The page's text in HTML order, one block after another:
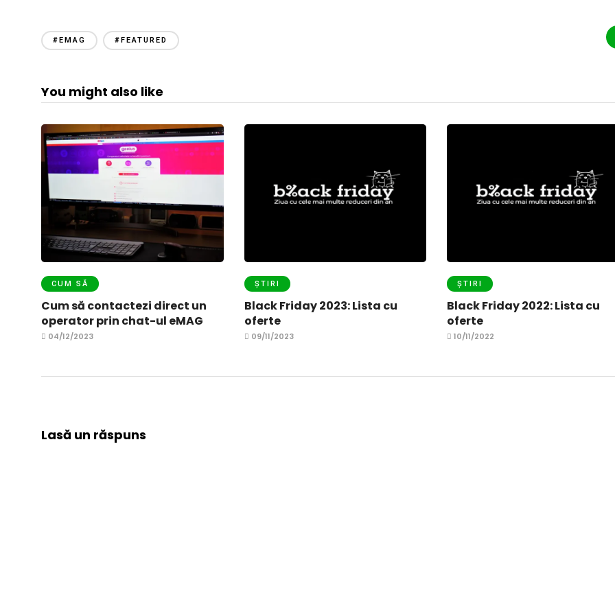
#EMAG #FEATURED
You might also like
CUM SĂ
Cum să contactezi direct un
operator prin chat-ul eMAG
04/12/2023
ȘTIRI
Black Friday 2023: Lista cu
oferte
09/11/2023
ȘTIRI
Black Friday 2022: Lista cu
oferte
10/11/2022
Lasă un răspuns